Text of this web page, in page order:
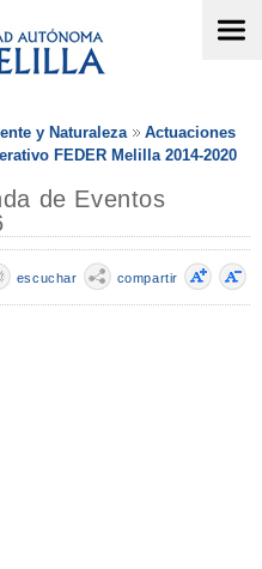
y Naturaleza
Actuaciones
FEDER Melilla 2014-2020
de Eventos
compartir
escuchar